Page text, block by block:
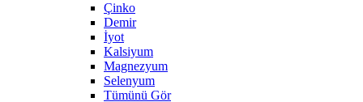
Çinko
Demir
İyot
Kalsiyum
Magnezyum
Selenyum
Tümünü Gör